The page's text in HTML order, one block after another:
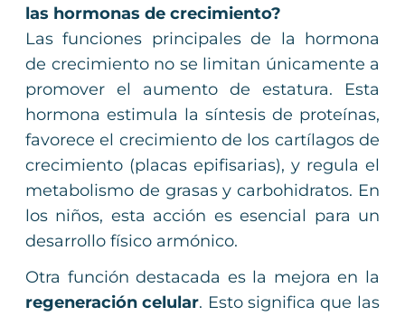
las hormonas de crecimiento?
Las funciones principales de la hormona
de crecimiento no se limitan únicamente a
promover el aumento de estatura. Esta
hormona estimula la síntesis de proteínas,
favorece el crecimiento de los cartílagos de
crecimiento (placas epifisarias), y regula el
metabolismo de grasas y carbohidratos. En
los niños, esta acción es esencial para un
desarrollo físico armónico.
Otra función destacada es la mejora en la
regeneración celular. Esto significa que las